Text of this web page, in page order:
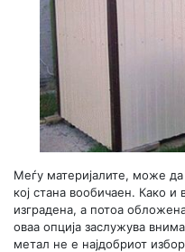
Меѓу материјалите, може
кој стана вообичаен. Како и
изградена, а потоа
оваа опција заслужува
метал не е најдобриот